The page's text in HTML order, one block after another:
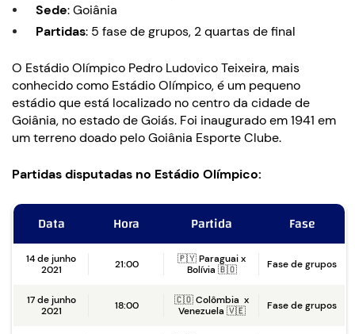
Sede: Goiânia
Partidas: 5 fase de grupos, 2 quartas de final
O Estádio Olímpico Pedro Ludovico Teixeira, mais
conhecido como Estádio Olímpico, é um pequeno
estádio que está localizado no centro da cidade de
Goiânia, no estado de Goiás. Foi inaugurado em 1941 em
um terreno doado pelo Goiânia Esporte Clube.
Partidas disputadas no Estádio Olímpico:
Data Hora Partida Fase
14 de junho
2021
21:00
🇵🇾 Paraguai x
Bolívia 🇧🇴
Fase de grupos
17 de junho
2021
18:00
🇨🇴 Colômbia x
Venezuela 🇻🇪
Fase de grupos